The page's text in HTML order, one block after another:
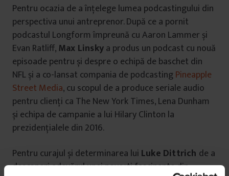
Pentru ocazia de a înțelege lumea podcastingului din
perspectiva unui antreprenor. După ce a pornit
podcastul Longform împreună cu Aaron Lammer și
Evan Ratliff, Max Linskya produs un podcast cu nouă
episoade pentru și despre o echipă de baschet din
NFL și a co-lansat compania de podcastingPineapple
Street Media, cu scopul de a produce seriale audio
pentru clienți ca The New York Times, Lena Dunham
și echipa de campanie a lui Hilary Clinton la
prezidențialele din 2016.
Pentru curajul și determinarea lui Luke Dittrich de a
descoperi adevărul unei povești fascinante din